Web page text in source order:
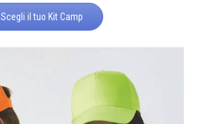
Scegli il tuo Kit Camp